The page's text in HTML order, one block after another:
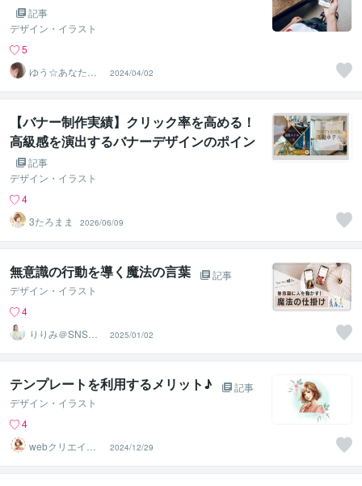
記事
デザイン・イラスト
5
ゆう☆あなたの
夢をデザインで
応援
2024/04/02
【バナー制作実績】クリック率を高める！
高級感を演出するバナーデザインのポイン
ト 記事
デザイン・イラスト
4
3たろまま
2026/06/09
無意識の行動を導く魔法の言葉
記事
デザイン・イラスト
4
りりみ＠SNSイ
ンスタ運用
2025/01/02
テンプレートを利用するメリット♪
記事
デザイン・イラスト
4
webクリエイタ
ーちあき
2024/12/29